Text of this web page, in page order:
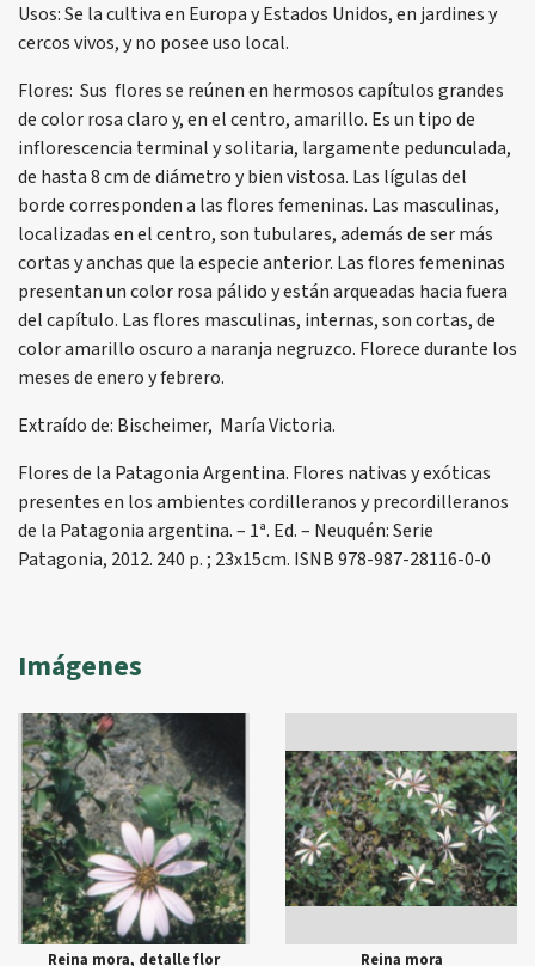
Usos: Se la cultiva en Europa y Estados Unidos, en jardines y
cercos vivos, y no posee uso local.
Flores: Sus flores se reúnen en hermosos capítulos grandes
de color rosa claro y, en el centro, amarillo. Es un tipo de
inflorescencia terminal y solitaria, largamente pedunculada,
de hasta 8 cm de diámetro y bien vistosa. Las lígulas del
borde corresponden a las flores femeninas. Las masculinas,
localizadas en el centro, son tubulares, además de ser más
cortas y anchas que la especie anterior. Las flores femeninas
presentan un color rosa pálido y están arqueadas hacia fuera
del capítulo. Las flores masculinas, internas, son cortas, de
color amarillo oscuro a naranja negruzco. Florece durante los
meses de enero y febrero.
Extraído de: Bischeimer, María Victoria.
Flores de la Patagonia Argentina. Flores nativas y exóticas
presentes en los ambientes cordilleranos y precordilleranos
de la Patagonia argentina. – 1ª. Ed. – Neuquén: Serie
Patagonia, 2012. 240 p. ; 23x15cm. ISNB 978-987-28116-0-0
Imágenes
Reina mora, detalle flor
Reina mora